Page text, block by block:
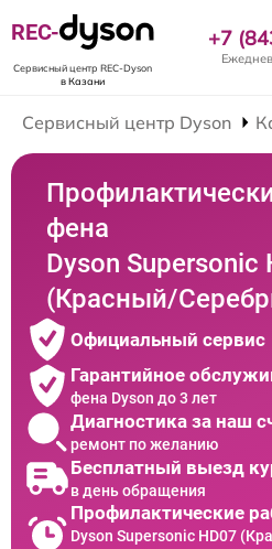
REC-
Сервисный центр REC-Dyson
в Казани
+7
Сервисный центр Dyson
фена
Dyson Supersonic
(Красный/
Официальный сервис
Гарантийное
фена Dyson до 3 лет
Диагностика за наш
ремонт по желанию
Бесплатный выезд
в день обращения
Профилактические
Dyson Supersonic HD07